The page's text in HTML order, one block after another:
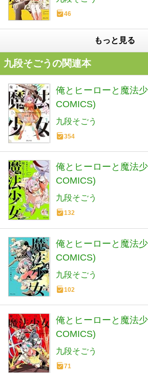
46
もっと見る
九段そごうの関連本
俺とヒーローと魔法
COMICS)
九段そごう
354
俺とヒーローと魔法
COMICS)
九段そごう
132
俺とヒーローと魔法
COMICS)
九段そごう
102
俺とヒーローと魔法
COMICS)
九段そごう
71